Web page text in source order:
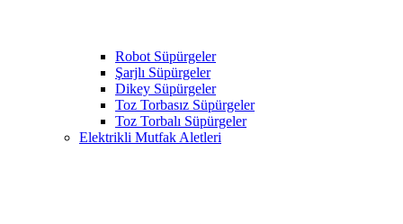
Robot Süpürgeler
Şarjlı Süpürgeler
Dikey Süpürgeler
Toz Torbasız Süpürgeler
Toz Torbalı Süpürgeler
Elektrikli Mutfak Aletleri